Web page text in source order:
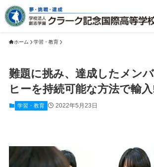
ホーム 学習・教育
難題に挑み、達成したメン
ヒーを持続可能な方法で輸
学習・教育 2022年5月23日